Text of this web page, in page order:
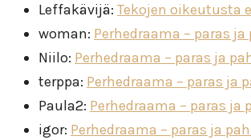
Leffakävijä: Tekojen oikeutusta
woman: Perhedraama – paras ja
Niilo: Perhedraama – paras ja
terppa: Perhedraama – paras ja
Paula2: Perhedraama – paras ja
igor: Perhedraama – paras ja